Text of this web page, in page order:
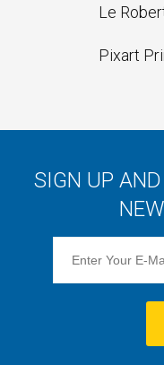
Le
Pixart
SIGN UP